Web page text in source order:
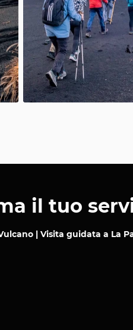
il tuo
| Visita guidata a La